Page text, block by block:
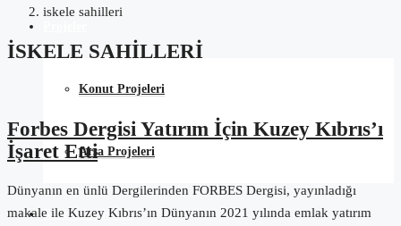
Konut Projeleri
Arsa Projeleri
Kıbrıs Satılık Ev
iskele sahilleri
ISKELE SAHILLERI
Forbes Dergisi Yatırım İçin Kuzey Kıbrıs’ı
İşaret Etti
Dünyanın en ünlü Dergilerinden FORBES Dergisi, yayınladığı
makale ile Kuzey Kıbrıs’ın Dünyanın 2021 yılında emlak yatırım